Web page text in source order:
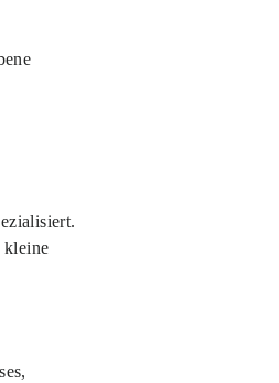
kleine